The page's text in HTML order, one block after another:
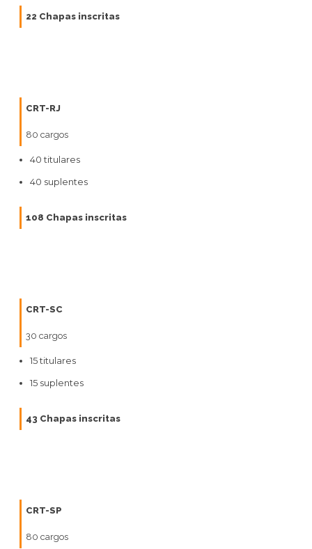
22 Chapas inscritas
CRT-RJ
80 cargos
40 titulares
40 suplentes
108 Chapas inscritas
CRT-SC
30 cargos
15 titulares
15 suplentes
43 Chapas inscritas
CRT-SP
80 cargos